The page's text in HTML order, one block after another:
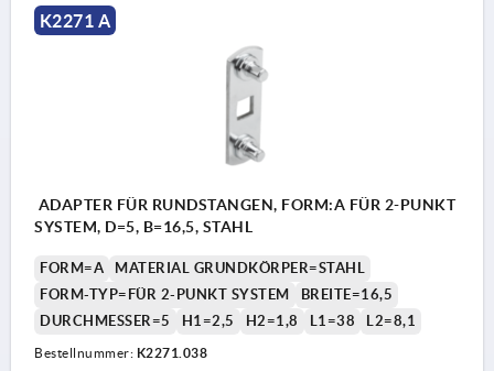
K2271 A
ADAPTER FÜR RUNDSTANGEN, FORM:A FÜR 2-PUNKT
SYSTEM, D=5, B=16,5, STAHL
FORM=A
MATERIAL GRUNDKÖRPER=STAHL
FORM-TYP=FÜR 2-PUNKT SYSTEM
BREITE=16,5
DURCHMESSER=5
H1=2,5 H2=1,8 L1=38 L2=8,1
Bestellnummer: K2271.038